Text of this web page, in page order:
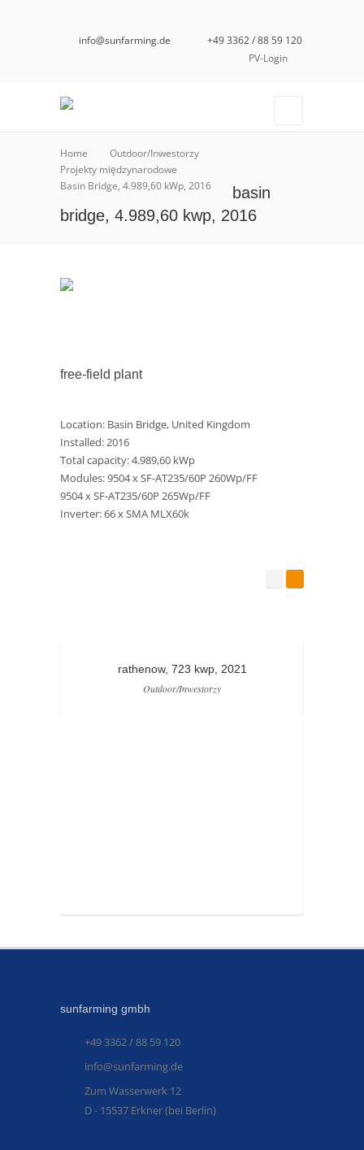
info@sunfarming.de
+49 3362 / 88 59 120
PV-Login
Home
Outdoor/Inwestorzy
Projekty międzynarodowe
Basin Bridge, 4.989,60 kWp, 2016
basin
bridge, 4.989,60 kwp, 2016
free-field plant
Location: Basin Bridge, United Kingdom
Installed: 2016
Total capacity: 4.989,60 kWp
Modules: 9504 x SF-AT235/60P 260Wp/FF
9504 x SF-AT235/60P 265Wp/FF
Inverter: 66 x SMA MLX60k
rathenow, 723 kwp, 2021
Outdoor/Inwestorzy
sunfarming gmbh
+49 3362 / 88 59 120
info@sunfarming.de
Zum Wasserwerk 12
D - 15537 Erkner (bei Berlin)